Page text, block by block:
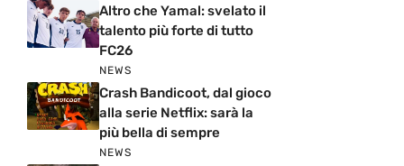
Altro che Yamal: svelato il
talento più forte di tutto
FC26
NEWS
Crash Bandicoot, dal gioco
alla serie Netflix: sarà la
più bella di sempre
NEWS